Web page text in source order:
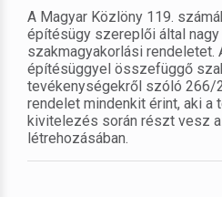
A Magyar Közlöny 119.
építésügy szereplői által
szakmagyakorlási rendeletet.
építésüggyel összefüggő
tevékenységekről szóló 266/
rendelet mindenkit érint, aki a
kivitelezés során részt vesz
létrehozásában.